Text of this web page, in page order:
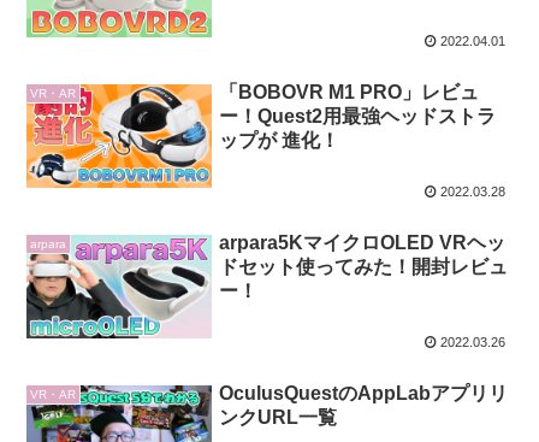
2022.04.01
VR・AR
「BOBOVR M1 PRO」レビュ
ー！Quest2用最強ヘッドストラ
ップが 進化！
2022.03.28
arpara
arpara5KマイクロOLED VRヘッ
ドセット使ってみた！開封レビュ
ー！
2022.03.26
VR・AR
OculusQuestのAppLabアプリリ
ンクURL一覧